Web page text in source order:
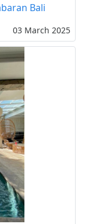
Bali
03 March 2025